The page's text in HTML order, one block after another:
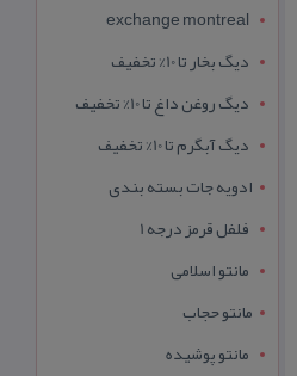
exchange montreal
دیگ بخار تا 10% تخفیف
دیگ روغن داغ تا 10% تخفیف
دیگ آبگرم تا 10% تخفیف
ادویه جات بسته بندی
فلفل قرمز درجه 1
مانتو اسلامی
مانتو حجاب
مانتو پوشیده